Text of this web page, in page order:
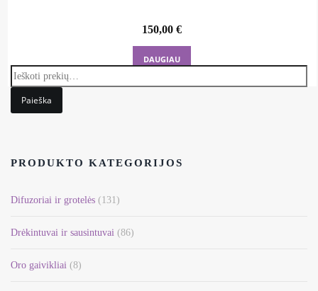
150,00€
DAUGIAU
Paieška
PRODUKTO KATEGORIJOS
Difuzoriai ir grotelės (131)
Drėkintuvai ir sausintuvai (86)
Oro gaivikliai (8)